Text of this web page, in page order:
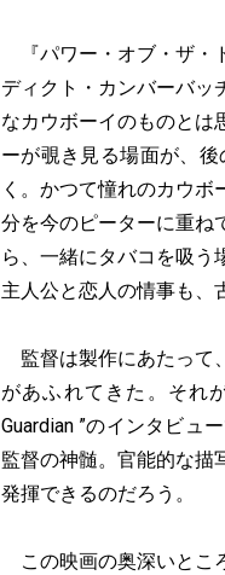
『パワー・オブ・ザ・
ディクト・カンバーバッ
なカウボーイのものとは
ーが覗き見る場面が、
く。かつて憧れのカウ
分を今のピーターに重ね
ら、一緒にタバコを吸う
主人公と恋人の情事も、
監督は製作にあたって
があふれてきた。それ
Guardian ”のインタビュ
監督の神髄。官能的な描
発揮できるのだろう。
この映画の奥深いとこ